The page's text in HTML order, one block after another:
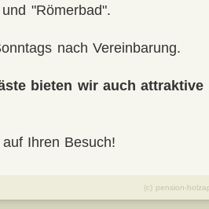
"Römerbad".
nach Vereinbarung.
bieten wir auch attraktive
Ihren Besuch!
(c) pension-